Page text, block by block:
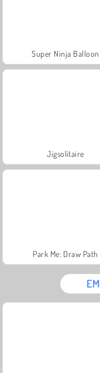
Super Ninja Balloon
Jigsolitaire
Park Me: Draw Path